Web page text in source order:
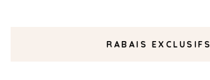
RABAIS EXCLUSIFS